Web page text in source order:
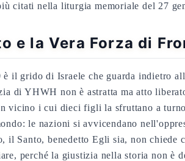
citati nella liturgia memoriale del 27
e la Vera Forza di
è il grido di Israele che guarda indietro
di YHWH non è astratta ma atto
vicino i cui dieci figli la sfruttano a
le nazioni si avvicendano
il Santo, benedetto Egli sia, non
perché la giustizia nella storia non è